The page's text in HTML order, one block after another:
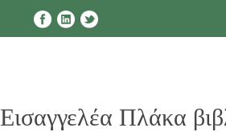
Εισαγγελέα Πλάκα